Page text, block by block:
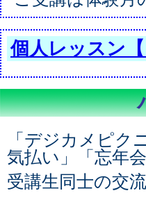
個人レッスン
「デジカメピク
気払い」「忘年
受講生同士の交